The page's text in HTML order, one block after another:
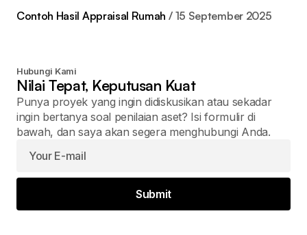
Contoh Hasil Appraisal Rumah 15 September 2025
Hubungi Kami
Nilai Tepat, Keputusan Kuat
Punya proyek yang ingin didiskusikan atau sekadar
ingin bertanya soal penilaian aset? Isi formulir di
bawah, dan saya akan segera menghubungi Anda.
Submit